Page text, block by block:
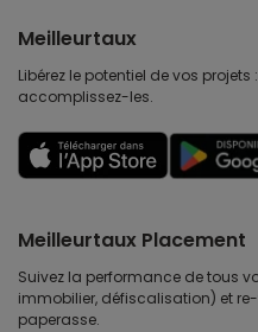
Meilleurtaux
Libérez le potentiel de vos
accomplissez-les.
Meilleurtaux Placement
Suivez la performance de tous
immobilier, défiscalisation) et
paperasse.